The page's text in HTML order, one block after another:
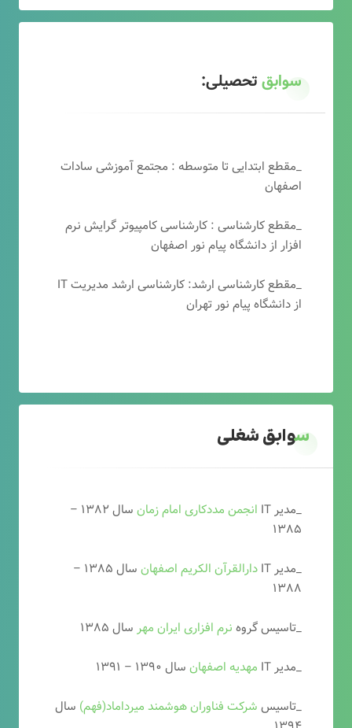
سوابقتحصیلی:
_مقطع ابتدایی تا متوسطه : مجتمع آموزشی سادات
اصفهان
_مقطع کارشناسی : کارشناسی کامپیوتر گرایش نرم
افزار از دانشگاه پیام نور اصفهان
_مقطع کارشناسی ارشد: کارشناسی ارشد مدیریت IT
از دانشگاه پیام نور تهران
سوابق شغلی
_مدیر IT انجمن مددکاری امام زمان
سال ۱۳۸۲ –
۱۳۸۵
_مدیر IT
دارالقرآن الکریم اصفهان
سال ۱۳۸۵ –
۱۳۸۸
_تاسیس گروه نرم افزاری ایران مهر سال ۱۳۸۵
_مدیر IT
مهدیه اصفهان سال ۱۳۹۰ – ۱۳۹۱
_تاسیس شرکت فناوران هوشمند میرداماد(فهم) سال